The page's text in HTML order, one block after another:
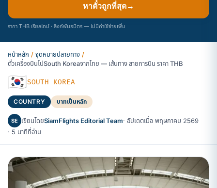
หาตั๋วถูกที่สุด→
ราคา THB เรียลไทม์ · ลิงก์พันธมิตร — ไม่มีค่าใช้จ่ายเพิ่ม
หน้าหลัก / จุดหมายปลายทาง /
ตั๋วเครื่องบินไปSouth Koreaจากไทย — เส้นทาง สายการบิน ราคา THB
🇰🇷SOUTH KOREA
COUNTRY บาทเป็นหลัก
SE เขียนโดยSiamFlights Editorial Team· อัปเดตเมื่อ พฤษภาคม 2569
· 5 นาทีที่อ่าน